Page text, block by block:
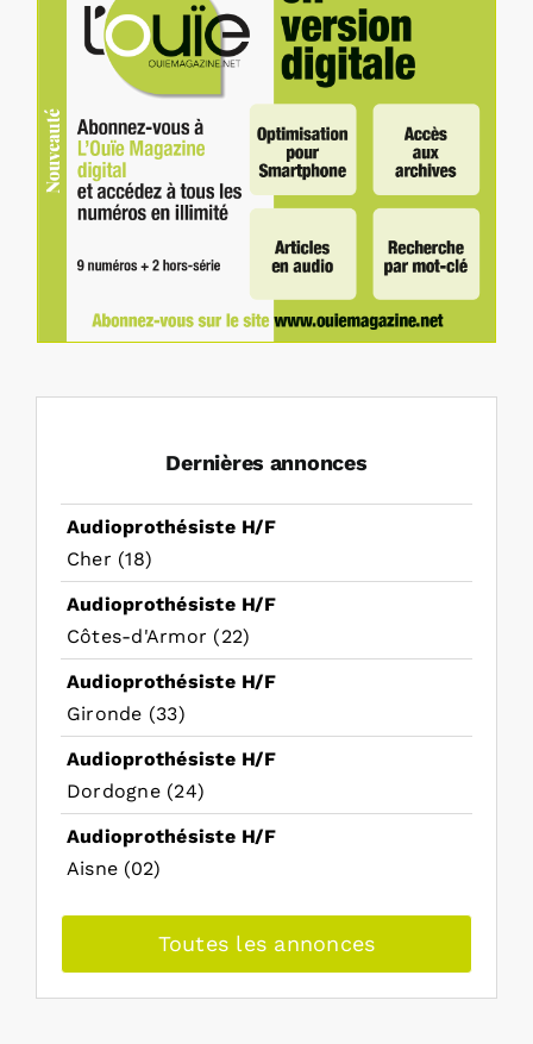
Dernières annonces
Audioprothésiste H/F
Cher (18)
Audioprothésiste H/F
Côtes-d'Armor (22)
Audioprothésiste H/F
Gironde (33)
Audioprothésiste H/F
Dordogne (24)
Audioprothésiste H/F
Aisne (02)
Toutes les annonces